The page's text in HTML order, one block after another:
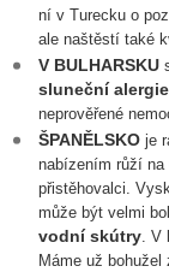
ní v Turecku o
ale naštěstí také
V BULHARSKU
sluneční
neprověřené
ŠPANĚLSKO je
nabízením růží na
přistěhovalci.
může být velmi
vodní skútry. V
Máme už